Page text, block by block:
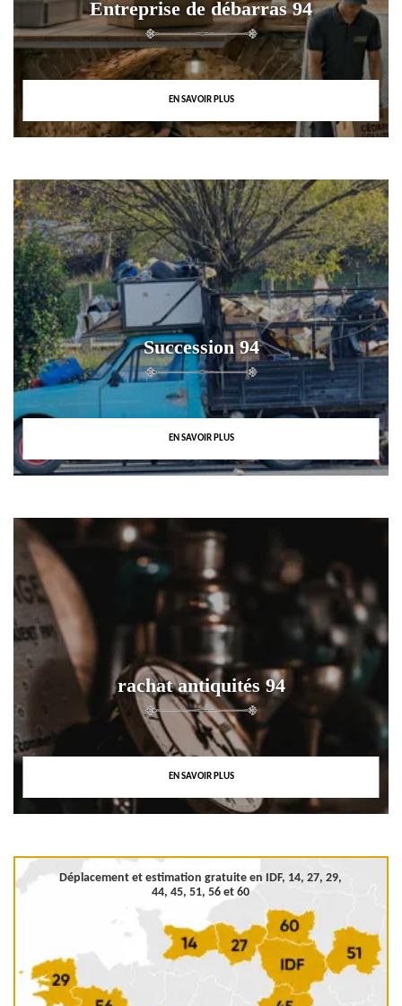
Entreprise de débarras 94
EN SAVOIR PLUS
Succession 94
EN SAVOIR PLUS
rachat antiquités 94
EN SAVOIR PLUS
Déplacement et estimation gratuite en IDF, 14, 27, 29,
44, 45, 51, 56 et 60